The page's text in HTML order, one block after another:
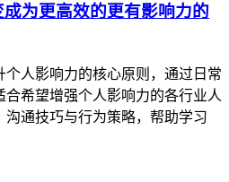
为更高效的更有影响力的
人影响力的核心原则，通过日常
希望增强个人影响力的各行业人
通技巧与行为策略，帮助学习